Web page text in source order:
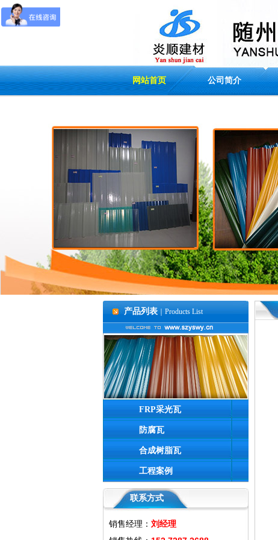
网站首页 公司简介
产品列表 ｜Products List
FRP采光瓦
防腐瓦
合成树脂瓦
工程案例
联系方式
销售经理： 刘经理